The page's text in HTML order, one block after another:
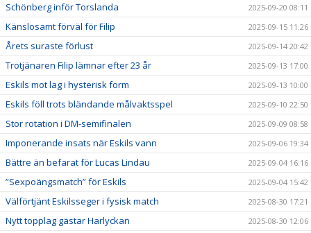
Schönberg inför Torslanda 2025-09-20 08:11
Känslosamt förväl för Filip 2025-09-15 11:26
Årets suraste förlust 2025-09-14 20:42
Trotjänaren Filip lämnar efter 23 år 2025-09-13 17:00
Eskils mot lag i hysterisk form 2025-09-13 10:00
Eskils föll trots bländande målvaktsspel 2025-09-10 22:50
Stor rotation i DM-semifinalen 2025-09-09 08:58
Imponerande insats när Eskils vann 2025-09-06 19:34
Bättre än befarat för Lucas Lindau 2025-09-04 16:16
”Sexpoängsmatch” för Eskils 2025-09-04 15:42
Välförtjänt Eskilsseger i fysisk match 2025-08-30 17:21
Nytt topplag gästar Harlyckan 2025-08-30 12:06